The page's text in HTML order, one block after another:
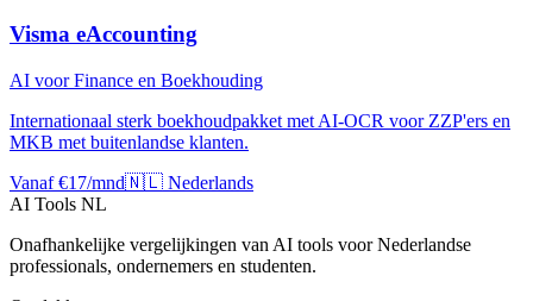
Visma eAccounting
AI voor Finance en Boekhouding
Internationaal sterk boekhoudpakket met AI-OCR voor ZZP'ers en
MKB met buitenlandse klanten.
Vanaf €17/mnd🇳🇱 Nederlands
AI Tools NL
Onafhankelijke vergelijkingen van AI tools voor Nederlandse
professionals, ondernemers en studenten.